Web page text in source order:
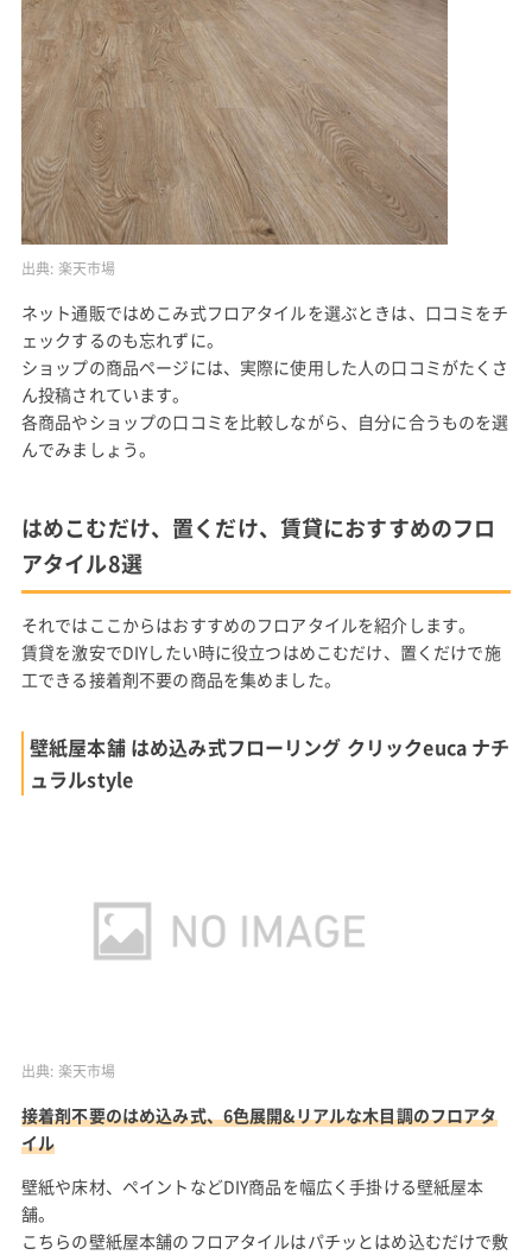
出典: 楽天市場
ネット通販ではめこみ式フロアタイルを選ぶときは、口コミをチ
ェックするのも忘れずに。
ショップの商品ページには、実際に使用した人の口コミがたくさ
ん投稿されています。
各商品やショップの口コミを比較しながら、自分に合うものを選
んでみましょう。
はめこむだけ、置くだけ、賃貸におすすめのフロ
アタイル8選
それではここからはおすすめのフロアタイルを紹介します。
賃貸を激安でDIYしたい時に役立つはめこむだけ、置くだけで施
工できる接着剤不要の商品を集めました。
壁紙屋本舗 はめ込み式フローリング クリックeuca ナチ
ュラルstyle
出典: 楽天市場
接着剤不要のはめ込み式、6色展開&リアルな木目調のフロアタ
イル
壁紙や床材、ペイントなどDIY商品を幅広く手掛ける壁紙屋本
舗。
こちらの壁紙屋本舗のフロアタイルはパチッとはめ込むだけで敷